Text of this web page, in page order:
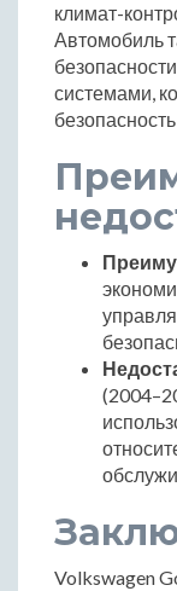
климат-
Автомобиль
системами,
Volkswagen